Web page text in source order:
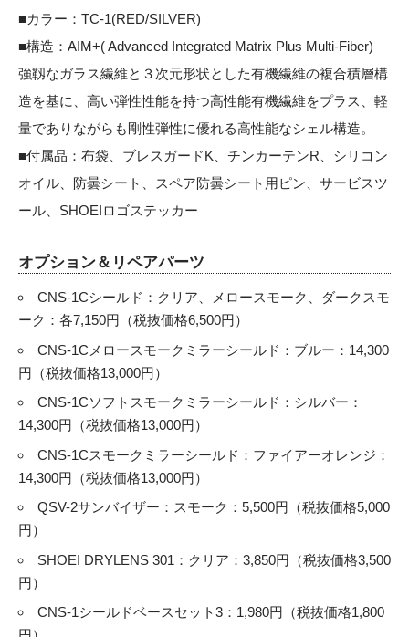
■カラー：TC-1(RED/SILVER)
■構造：AIM+( Advanced Integrated Matrix Plus Multi-Fiber)
強靱なガラス繊維と３次元形状とした有機繊維の複合積層構
造を基に、高い弾性性能を持つ高性能有機繊維をプラス、軽
量でありながらも剛性弾性に優れる高性能なシェル構造。
■付属品：布袋、ブレスガードK、チンカーテンR、シリコン
オイル、防曇シート、スペア防曇シート用ピン、サービスツ
ール、SHOEIロゴステッカー
オプション＆リペアパーツ
CNS-1Cシールド：クリア、メロースモーク、ダークスモ
ーク：各7,150円（税抜価格6,500円）
CNS-1Cメロースモークミラーシールド：ブルー：14,300
円（税抜価格13,000円）
CNS-1Cソフトスモークミラーシールド：シルバー：
14,300円（税抜価格13,000円）
CNS-1Cスモークミラーシールド：ファイアーオレンジ：
14,300円（税抜価格13,000円）
QSV-2サンバイザー：スモーク：5,500円（税抜価格5,000
円）
SHOEI DRYLENS 301：クリア：3,850円（税抜価格3,500
円）
CNS-1シールドベースセット3：1,980円（税抜価格1,800